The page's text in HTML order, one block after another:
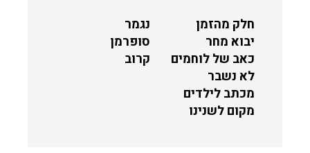
חלק מהזמן
יבוא מחר
כאב של לוחמים
לא נשבר
מכתב לילדים
מקום לשנינו
נגמר
סופרמן
קרוב